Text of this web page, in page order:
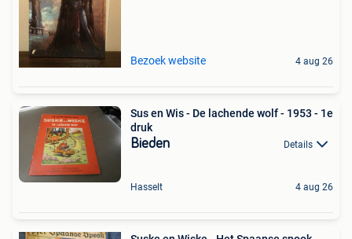
Bezoek website 4 aug 26
Sus en Wis - De lachende wolf - 1953 - 1e
druk
Bieden Details
Hasselt 4 aug 26